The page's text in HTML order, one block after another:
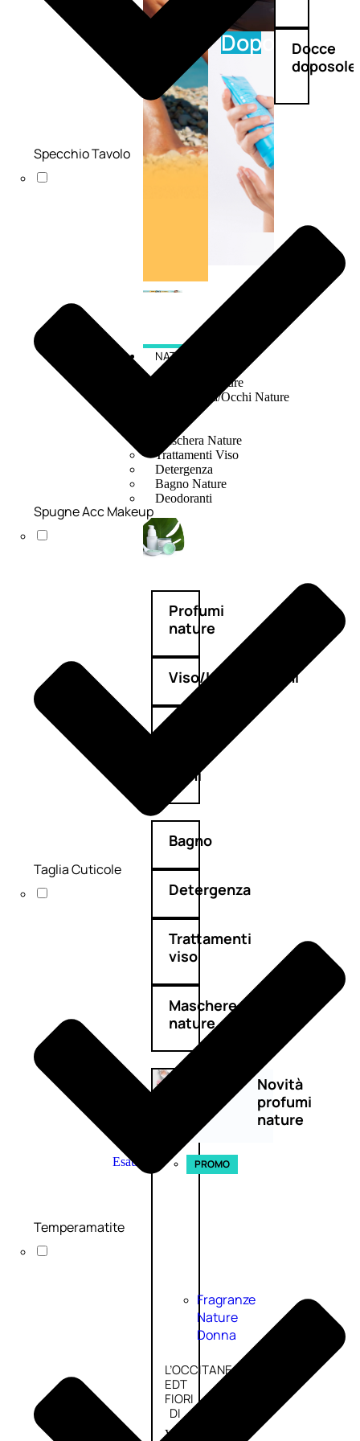
Doposole
Docce
doposole
NATURALI
Fragranze Nature
Viso/Labbra/Occhi Nature
Maschera Nature
Trattamenti Viso
Detergenza
Bagno Nature
Deodoranti
Profumi
nature
Viso/Labbra/Occhi
Mani
Bagno
Detergenza
Trattamenti
viso
Maschere
nature
Novità
profumi
nature
Esaurito PROMO
Fragranze
Nature
Donna
L’OCCITANE
EDT
FIORI
DI
Valutato
Specchio Tavolo
Spugne Acc Makeup
Taglia Cuticole
Temperamatite